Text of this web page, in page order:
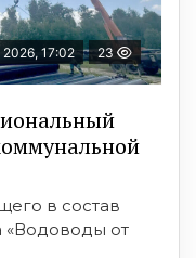
17:02 23
в состав
«Водоводы от